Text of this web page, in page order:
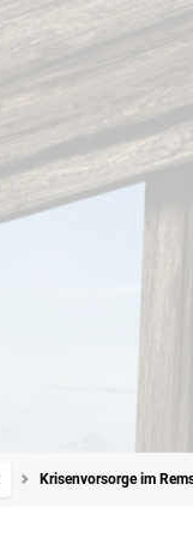
Krisenvorsorge im